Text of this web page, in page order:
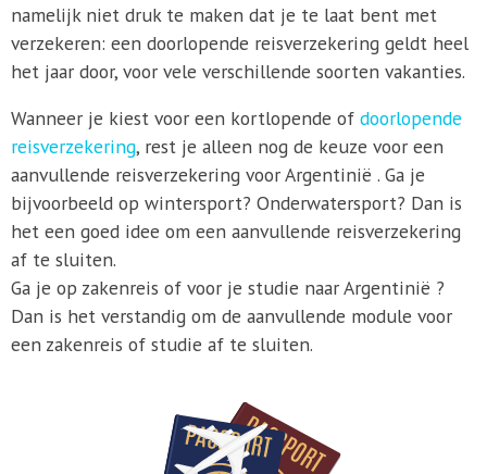
namelijk niet druk te maken dat je te laat bent met
verzekeren: een doorlopende reisverzekering geldt heel
het jaar door, voor vele verschillende soorten vakanties.
Wanneer je kiest voor een kortlopende of doorlopende
reisverzekering, rest je alleen nog de keuze voor een
aanvullende reisverzekering voor Argentinië . Ga je
bijvoorbeeld op wintersport? Onderwatersport? Dan is
het een goed idee om een aanvullende reisverzekering
af te sluiten.
Ga je op zakenreis of voor je studie naar Argentinië ?
Dan is het verstandig om de aanvullende module voor
een zakenreis of studie af te sluiten.